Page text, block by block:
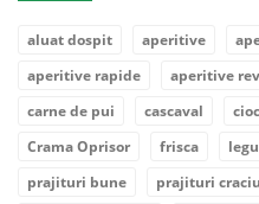
aluat dospit aperitive
aperitive rapide
aperitive
carne de pui
cascaval
Crama Oprisor
frisca
prajituri bune
prajituri